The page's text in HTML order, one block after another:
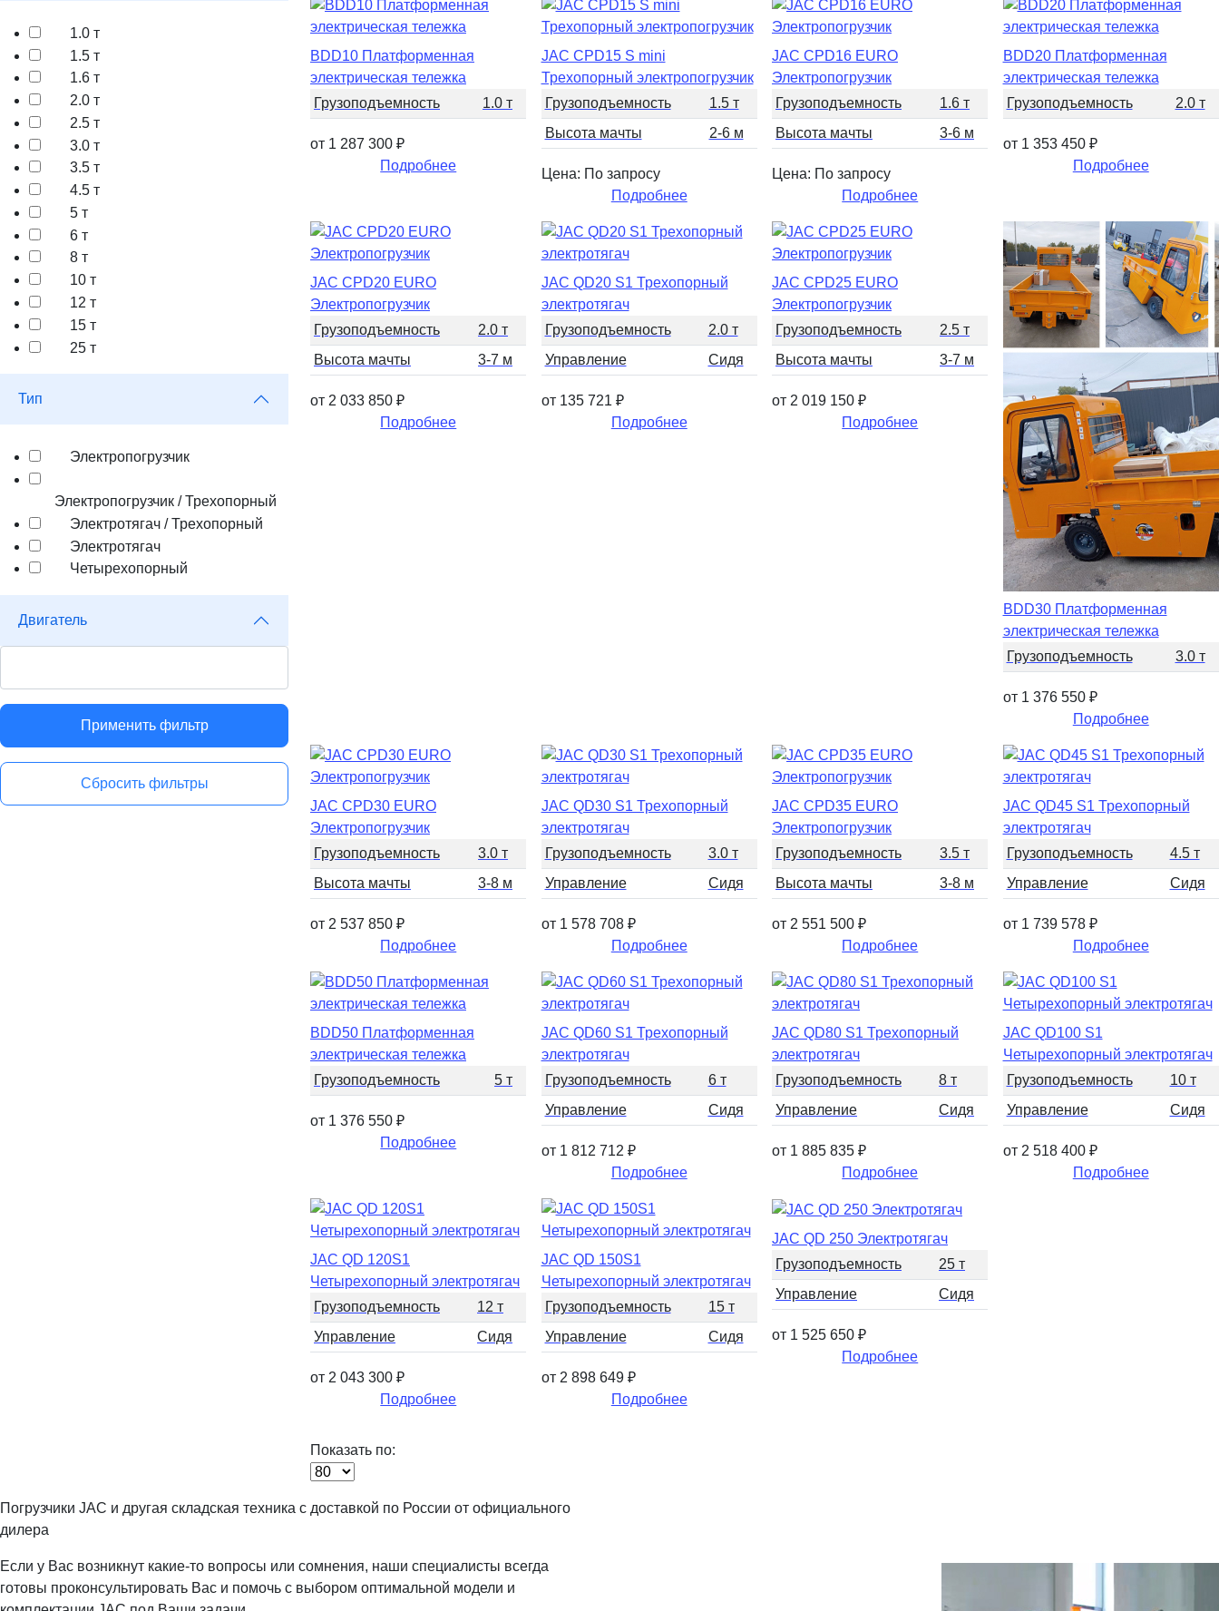
1.0 т
1.5 т
1.6 т
2.0 т
2.5 т
3.0 т
3.5 т
4.5 т
5 т
6 т
8 т
10 т
12 т
15 т
25 т
Тип
Электропогрузчик
Электропогрузчик / Трехопорный
Электротягач / Трехопорный
Электротягач
Четырехопорный
Двигатель
Применить фильтр
Сбросить фильтры
BDD10 Платформенная
электрическая тележка
Грузоподъемность
1.0 т
от 1 287 300 ₽
Подробнее
JAC CPD15 S mini
Трехопорный электропогрузчик
Грузоподъемность
1.5 т
Высота мачты
2-6 м
Цена: По запросу
Подробнее
JAC CPD16 EURO
Электропогрузчик
Грузоподъемность
1.6 т
Высота мачты
3-6 м
Цена: По запросу
Подробнее
BDD20 Платформенная
электрическая тележка
Грузоподъемность
2.0 т
от 1 353 450₽
Подробнее
JAC CPD20 EURO
Электропогрузчик
Грузоподъемность
2.0 т
Высота мачты
3-7 м
от 2 033 850 ₽
Подробнее
JAC QD20 S1 Трехопорный
электротягач
Грузоподъемность
2.0 т
Управление
Сидя
от 135 721 ₽
Подробнее
JAC CPD25 EURO
Электропогрузчик
Грузоподъемность
2.5 т
Высота мачты
3-7 м
от 2 019 150 ₽
Подробнее
BDD30 Платформенная
электрическая тележка
Грузоподъемность
3.0 т
от 1 376 550₽
Подробнее
JAC CPD30 EURO
Электропогрузчик
Грузоподъемность
3.0 т
Высота мачты
3-8 м
от 2 537 850 ₽
Подробнее
JAC QD30 S1 Трехопорный
электротягач
Грузоподъемность
3.0 т
Управление
Сидя
от 1 578 708₽
Подробнее
JAC CPD35 EURO
Электропогрузчик
Грузоподъемность
3.5 т
Высота мачты
3-8 м
от 2 551 500 ₽
Подробнее
JAC QD45 S1 Трехопорный
электротягач
Грузоподъемность
4.5 т
Управление
Сидя
от 1 739 578₽
Подробнее
BDD50 Платформенная
электрическая тележка
Грузоподъемность
5 т
от 1 376 550 ₽
Подробнее
JAC QD60 S1 Трехопорный
электротягач
Грузоподъемность
6 т
Управление
Сидя
от 1 812 712 ₽
Подробнее
JAC QD80 S1 Трехопорный
электротягач
Грузоподъемность
8 т
Управление
Сидя
от 1 885 835 ₽
Подробнее
JAC QD100 S1
Четырехопорный электротягач
Грузоподъемность
10 т
Управление
Сидя
от 2 518 400₽
Подробнее
JAC QD 120S1
Четырехопорный электротягач
Грузоподъемность
12 т
Управление
Сидя
от 2 043 300 ₽
Подробнее
JAC QD 150S1
Четырехопорный электротягач
Грузоподъемность
15 т
Управление
Сидя
от 2 898 649₽
Подробнее
JAC QD 250 Электротягач
Грузоподъемность
25 т
Управление
Сидя
от 1 525 650 ₽
Подробнее
Показать по:
Погрузчики JAC и другая складская техника с доставкой по России от официального
дилера
Если у Вас возникнут какие-то вопросы или сомнения, наши специалисты всегда
готовы проконсультировать Вас и помочь с выбором оптимальной модели и